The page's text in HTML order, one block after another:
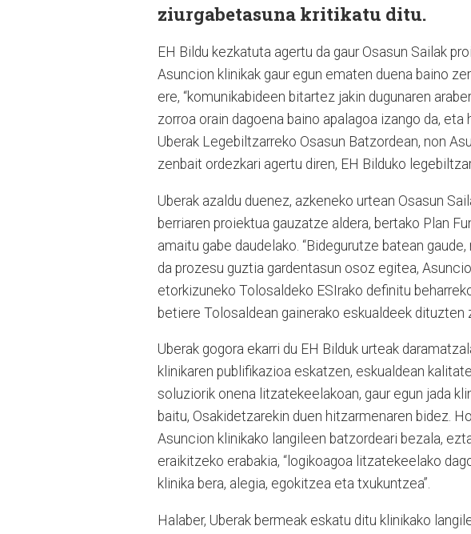
ziurgabetasuna kritikatu ditu.
EH Bildu kezkatuta agertu da gaur Osasun Sailak
Asuncion klinikak gaur egun ematen duena baino
ere, “komunikabideen bitartez jakin dugunaren
zorroa orain dagoena baino apalagoa izango da, eta
Uberak Legebiltzarreko Osasun Batzordean, non
zenbait ordezkari agertu diren, EH Bilduko
Uberak azaldu duenez, azkeneko urtean Osasun
berriaren proiektua gauzatze aldera, bertako Plan
amaitu gabe daudelako. “Bidegurutze batean
da prozesu guztia gardentasun osoz egitea,
etorkizuneko Tolosaldeko ESIrako definitu
betiere Tolosaldean gainerako eskualdeek dituzten
Uberak gogora ekarri du EH Bilduk urteak
klinikaren publifikazioa eskatzen, eskualdean
soluziorik onena litzatekeelakoan, gaur egun jada
baitu, Osakidetzarekin duen hitzarmenaren bidez.
Asuncion klinikako langileen batzordeari bezala,
eraikitzeko erabakia, “logikoagoa litzatekeelako
klinika bera, alegia, egokitzea eta txukuntzea”.
Halaber, Uberak bermeak eskatu ditu klinikako